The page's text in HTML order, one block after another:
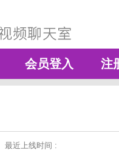
会员登入 注
最近上线时间 :